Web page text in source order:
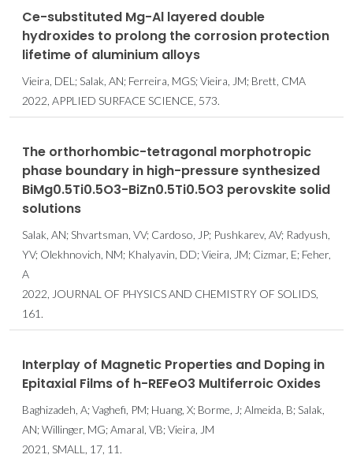
Ce-substituted Mg-Al layered double
hydroxides to prolong the corrosion protection
lifetime of aluminium alloys
Vieira, DEL; Salak, AN; Ferreira, MGS; Vieira, JM; Brett, CMA
2022, APPLIED SURFACE SCIENCE, 573.
The orthorhombic-tetragonal morphotropic
phase boundary in high-pressure synthesized
BiMg0.5Ti0.5O3-BiZn0.5Ti0.5O3 perovskite solid
solutions
Salak, AN; Shvartsman, VV; Cardoso, JP; Pushkarev, AV; Radyush,
YV; Olekhnovich, NM; Khalyavin, DD; Vieira, JM; Cizmar, E; Feher,
A
2022, JOURNAL OF PHYSICS AND CHEMISTRY OF SOLIDS,
161.
Interplay of Magnetic Properties and Doping in
Epitaxial Films of h-REFeO3 Multiferroic Oxides
Baghizadeh, A; Vaghefi, PM; Huang, X; Borme, J; Almeida, B; Salak,
AN; Willinger, MG; Amaral, VB; Vieira, JM
2021, SMALL, 17, 11.